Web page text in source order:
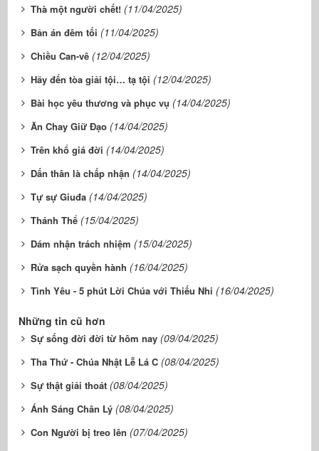
Thà một người chết! (11/04/2025)
Bản án đêm tối (11/04/2025)
Chiều Can-vê (12/04/2025)
Hãy đến tòa giải tội… tạ tội (12/04/2025)
Bài học yêu thương và phục vụ (14/04/2025)
Ăn Chay Giữ Đạo (14/04/2025)
Trên khổ giá đời (14/04/2025)
Dấn thân là chấp nhận (14/04/2025)
Tự sự Giuđa (14/04/2025)
Thánh Thể (15/04/2025)
Dám nhận trách nhiệm (15/04/2025)
Rửa sạch quyền hành (16/04/2025)
Tình Yêu - 5 phút Lời Chúa với Thiếu Nhi (16/04/2025)
Những tin cũ hơn
Sự sống đời đời từ hôm nay (09/04/2025)
Tha Thứ - Chúa Nhật Lễ Lá C (08/04/2025)
Sự thật giải thoát (08/04/2025)
Ánh Sáng Chân Lý (08/04/2025)
Con Người bị treo lên (07/04/2025)